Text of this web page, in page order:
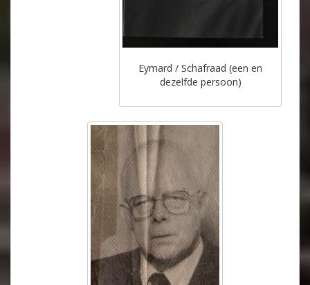
Eymard / Schafraad (een en
dezelfde persoon)